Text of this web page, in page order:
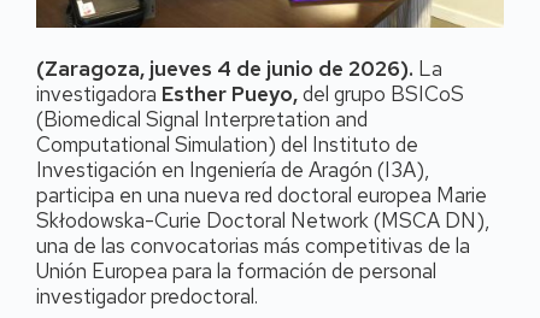
(Zaragoza, jueves 4 de junio de 2026). La
investigadora Esther Pueyo,del grupo BSICoS
(Biomedical Signal Interpretation and
Computational Simulation) del Instituto de
Investigación en Ingeniería de Aragón (I3A),
participa en una nueva red doctoral europea Marie
Skłodowska-Curie Doctoral Network (MSCA DN),
una de las convocatorias más competitivas de la
Unión Europea para la formación de personal
investigador predoctoral.